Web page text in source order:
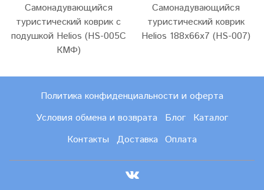
Самонадувающийся
туристический коврик с
подушкой Helios (HS-005C
КМФ)
Самонадувающийся
туристический коврик
Helios 188x66x7 (HS-007)
Политика конфиденциальности и оферта
Условия обмена и возврата
Блог
Каталог
Контакты
Доставка Оплата